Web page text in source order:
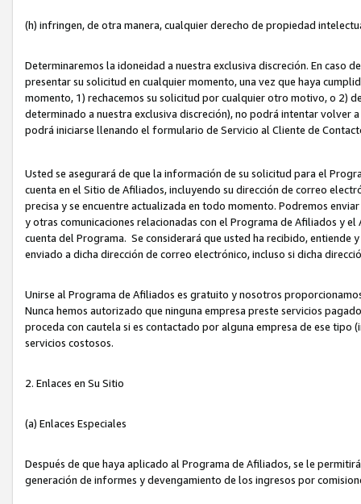
(h) infringen, de otra manera, cualquier derecho de propiedad
Determinaremos la idoneidad a nuestra exclusiva discreción. En caso
presentar su solicitud en cualquier momento, una vez que haya
momento, 1) rechacemos su solicitud por cualquier otro motivo, o 2)
determinado a nuestra exclusiva discreción), no podrá intentar volver
podrá iniciarse llenando el formulario de Servicio al Cliente de
Usted se asegurará de que la información de su solicitud para el
cuenta en el Sitio de Afiliados, incluyendo su dirección de correo
precisa y se encuentre actualizada en todo momento. Podremos
y otras comunicaciones relacionadas con el Programa de Afiliados y
cuenta del Programa. Se considerará que usted ha recibido, entiende
enviado a dicha dirección de correo electrónico, incluso si dicha
Unirse al Programa de Afiliados es gratuito y nosotros
Nunca hemos autorizado que ninguna empresa preste servicios
proceda con cautela si es contactado por alguna empresa de ese
servicios costosos.
2. Enlaces en Su Sitio
(a) Enlaces Especiales
Después de que haya aplicado al Programa de Afiliados, se le
generación de informes y devengamiento de los ingresos por